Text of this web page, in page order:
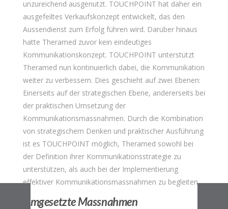
unzureichend ausgenutzt. TOUCHPOINT hat daher ein
ausgefeiltes Verkaufskonzept entwickelt, das den
Aussendienst zum Erfolg führen wird. Darüber hinaus
hatte Theramed zuvor kein eindeutiges
Kommunikationskonzept. TOUCHPOINT unterstützt
Theramed nun kontinuierlich dabei, die Kommunikation
weiter zu verbessern. Dies geschieht auf zwei Ebenen:
Einerseits auf der strategischen Ebene, andererseits bei
der praktischen Umsetzung der
Kommunikationsmassnahmen. Durch die Kombination
von strategischem Denken und praktischer Ausführung
ist es TOUCHPOINT möglich, Theramed sowohl bei
der Definition ihrer Kommunikationsstrategie zu
unterstützen, als auch bei der Implementierung
effektiver Kommunikationsmassnahmen zu begleiten.
Umgesetzte Massnahmen